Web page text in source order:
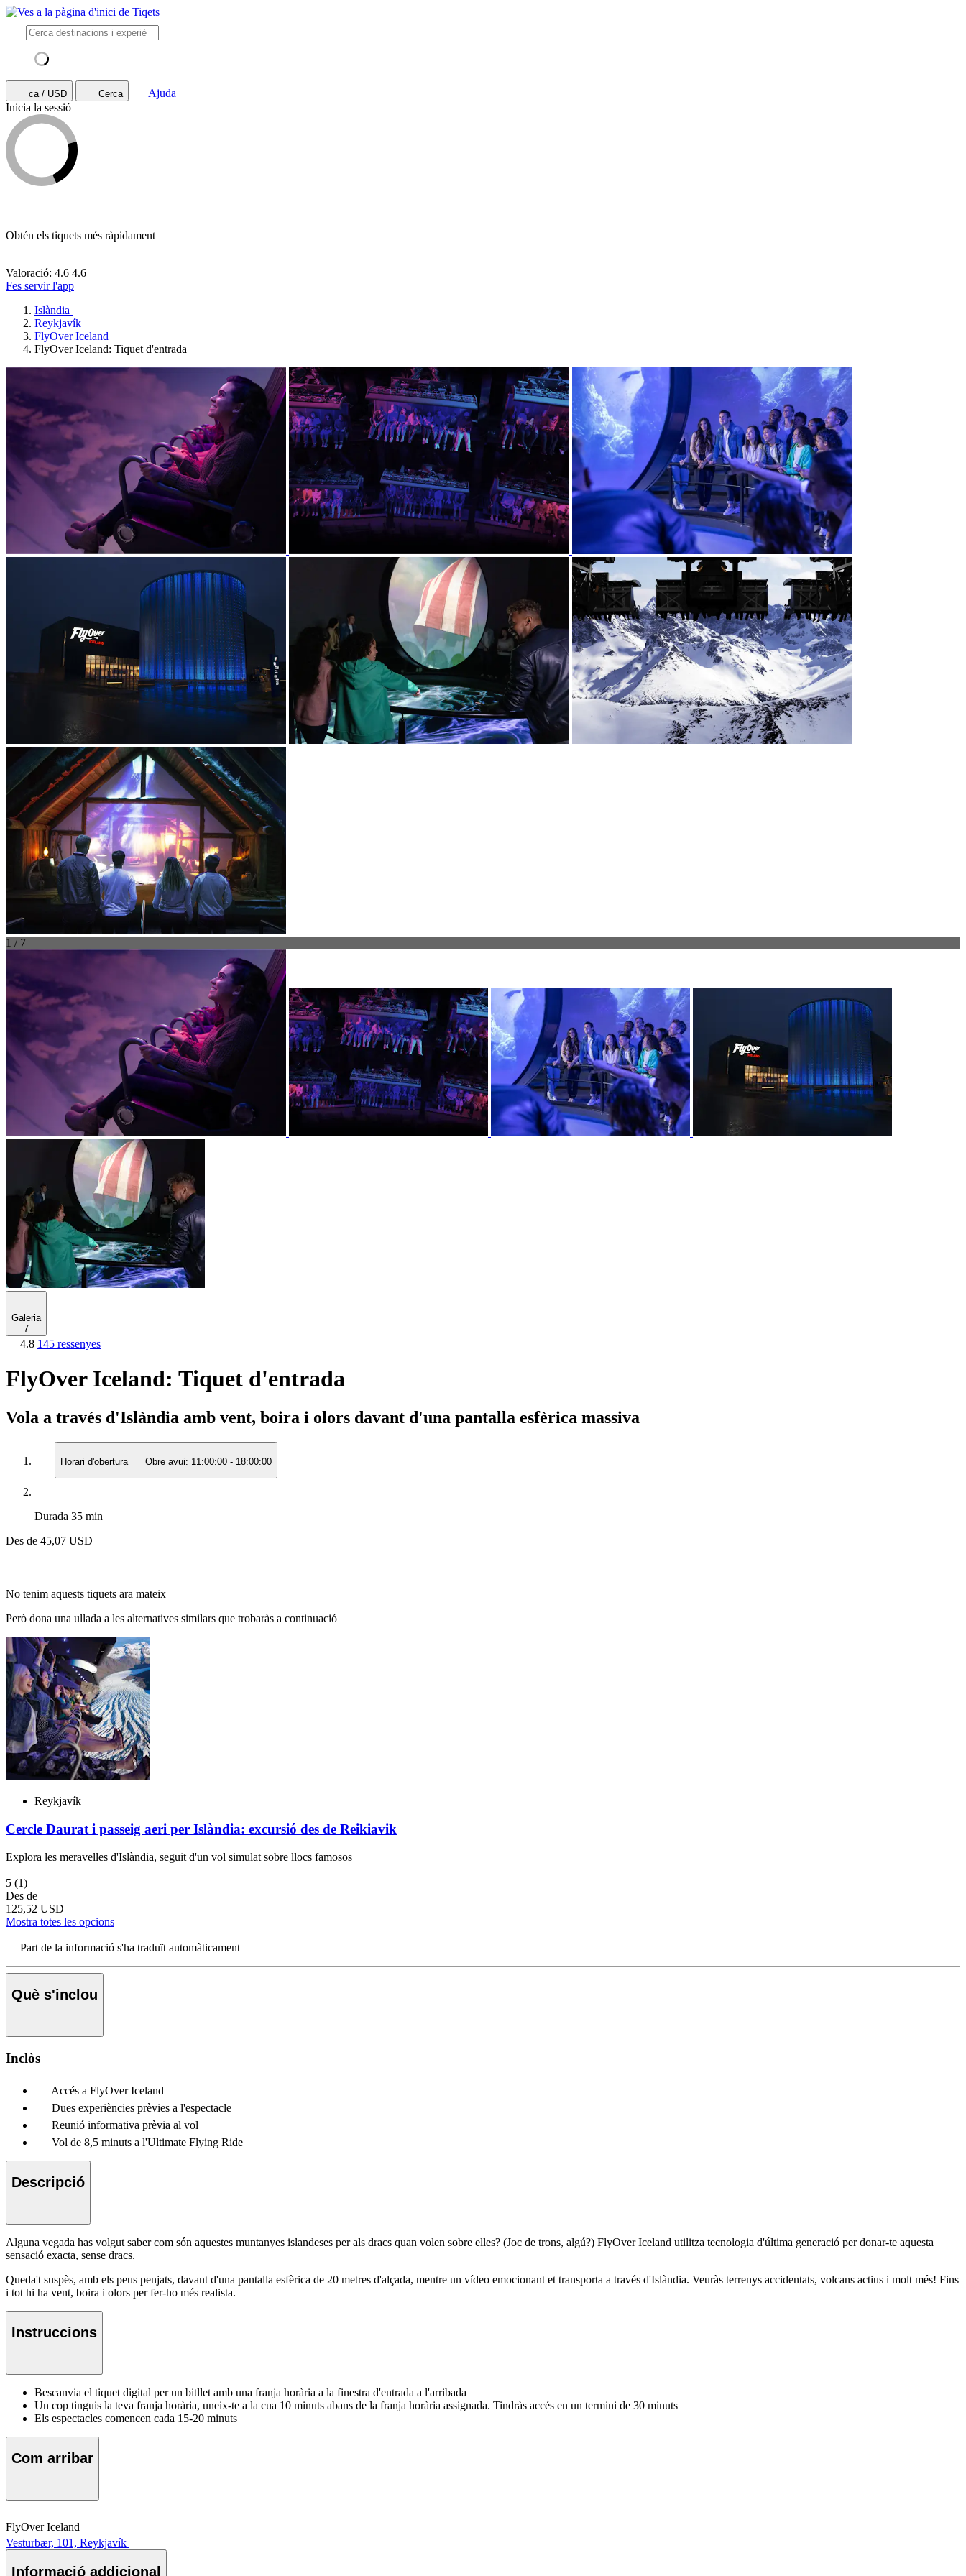
ca / USD Cerca
Ajuda
Inicia la sessió
Obtén els tiquets més ràpidament
Valoració: 4.6 4.6
Fes servir l'app
Islàndia
Reykjavík
FlyOver Iceland
FlyOver Iceland: Tiquet d'entrada
1 / 7
Galeria
7
4.8 145 ressenyes
FlyOver Iceland: Tiquet d'entrada
Vola a través d'Islàndia amb vent, boira i olors davant d'una pantalla esfèrica massiva
Horari d'obertura Obre avui: 11:00:00 - 18:00:00
Durada 35 min
Des de 45,07 USD
No tenim aquests tiquets ara mateix
Però dona una ullada a les alternatives similars que trobaràs a continuació
Reykjavík
Cercle Daurat i passeig aeri per Islàndia: excursió des de Reikiavik
Explora les meravelles d'Islàndia, seguit d'un vol simulat sobre llocs famosos
5 (1)
Des de
125,52 USD
Mostra totes les opcions
Part de la informació s'ha traduït automàticament
Què s'inclou
Inclòs
Accés a FlyOver Iceland
Dues experiències prèvies a l'espectacle
Reunió informativa prèvia al vol
Vol de 8,5 minuts a l'Ultimate Flying Ride
Descripció
Alguna vegada has volgut saber com són aquestes muntanyes islandeses per als dracs quan volen sobre elles? (Joc de trons, algú?) FlyOver Iceland utilitza tecnologia d'última generació per donar-te aquesta
sensació exacta, sense dracs.
Queda't suspès, amb els peus penjats, davant d'una pantalla esfèrica de 20 metres d'alçada, mentre un vídeo emocionant et transporta a través d'Islàndia. Veuràs terrenys accidentats, volcans actius i molt més! Fins
i tot hi ha vent, boira i olors per fer-ho més realista.
Instruccions
Bescanvia el tiquet digital per un bitllet amb una franja horària a la finestra d'entrada a l'arribada
Un cop tinguis la teva franja horària, uneix-te a la cua 10 minuts abans de la franja horària assignada. Tindràs accés en un termini de 30 minuts
Els espectacles comencen cada 15-20 minuts
Com arribar
FlyOver Iceland
Vesturbær, 101, Reykjavík
Informació addicional